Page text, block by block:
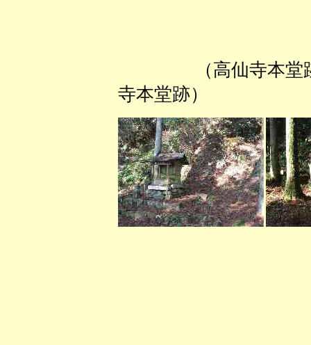
（高仙寺
寺本堂跡）